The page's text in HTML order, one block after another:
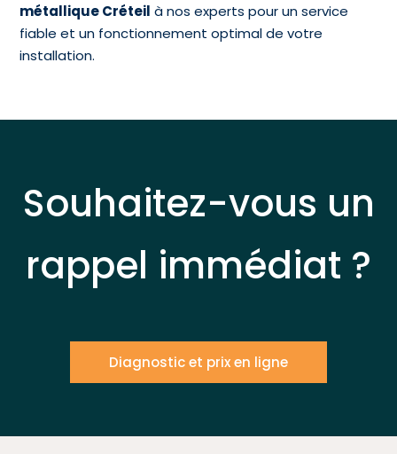
métallique Créteil à nos experts pour un service
fiable et un fonctionnement optimal de votre
installation.
Souhaitez-vous un
rappel immédiat ?
Diagnostic et prix en ligne